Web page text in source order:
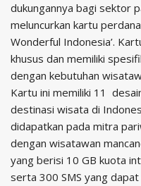
dukungannya bagi sektor
meluncurkan kartu
Wonderful Indonesia’.
khusus dan memiliki
dengan kebutuhan
Kartu ini memiliki 11
destinasi wisata di
didapatkan pada mitra
dengan wisatawan
yang berisi 10 GB kuota
serta 300 SMS yang